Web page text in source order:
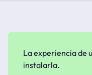
La experiencia de
instalarla.